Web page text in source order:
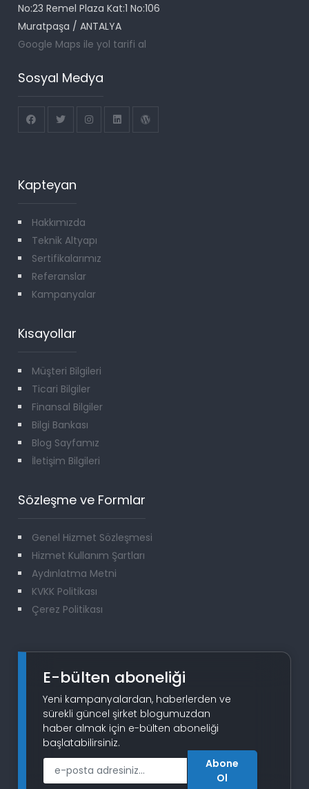
No:23 Remel Plaza Kat:1 No:106
Muratpaşa / ANTALYA
Google Maps ile yol tarifi al
Sosyal Medya
Kapteyan
Hakkımızda
Teknik Altyapı
Sertifikalarımız
Referanslar
Kampanyalar
Kısayollar
Müşteri Bilgileri
Ticari Bilgiler
Finansal Bilgiler
Bilgi Bankası
Blog Sayfamız
İletişim Bilgileri
Sözleşme ve Formlar
Genel Hizmet Sözleşmesi
Hizmet Kullanım Şartları
Aydınlatma Metni
KVKK Politikası
Çerez Politikası
E-bülten aboneliği
Yeni kampanyalardan, haberlerden ve
sürekli güncel şirket blogumuzdan
haber almak için e-bülten aboneliği
başlatabilirsiniz.
E-Posta
Abone
Ol